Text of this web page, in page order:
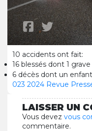
10 accidents ont fait:
16 blessés dont 1
6 décès dont un
023 2024 Revue
LAISSER UN
Vous devez vous
commentaire.